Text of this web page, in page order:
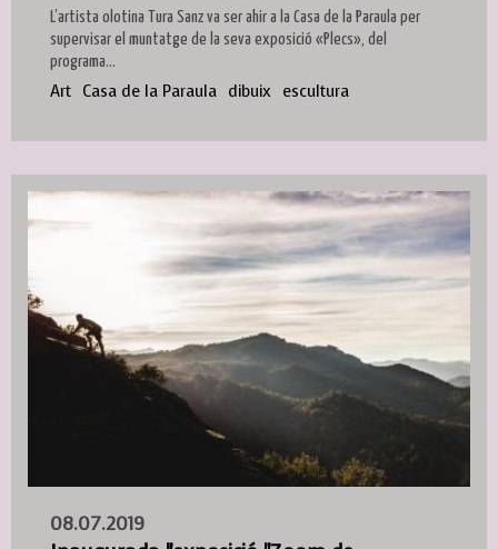
L’artista olotina Tura Sanz va ser ahir a la Casa de la Paraula per
supervisar el muntatge de la seva exposició «Plecs», del
programa...
Art Casa de la Paraula dibuix escultura
08.07.2019